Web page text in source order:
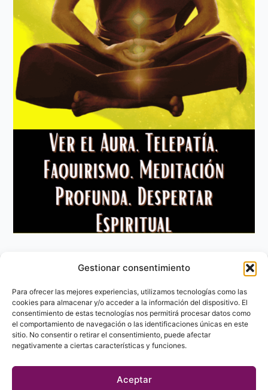
Gestionar consentimiento
Para ofrecer las mejores experiencias, utilizamos tecnologías como las
cookies para almacenar y/o acceder a la información del dispositivo. El
consentimiento de estas tecnologías nos permitirá procesar datos como
el comportamiento de navegación o las identificaciones únicas en este
sitio. No consentir o retirar el consentimiento, puede afectar
negativamente a ciertas características y funciones.
Aceptar
Aviso Legal
Política de privacidad
Política de Cookies
Contacto